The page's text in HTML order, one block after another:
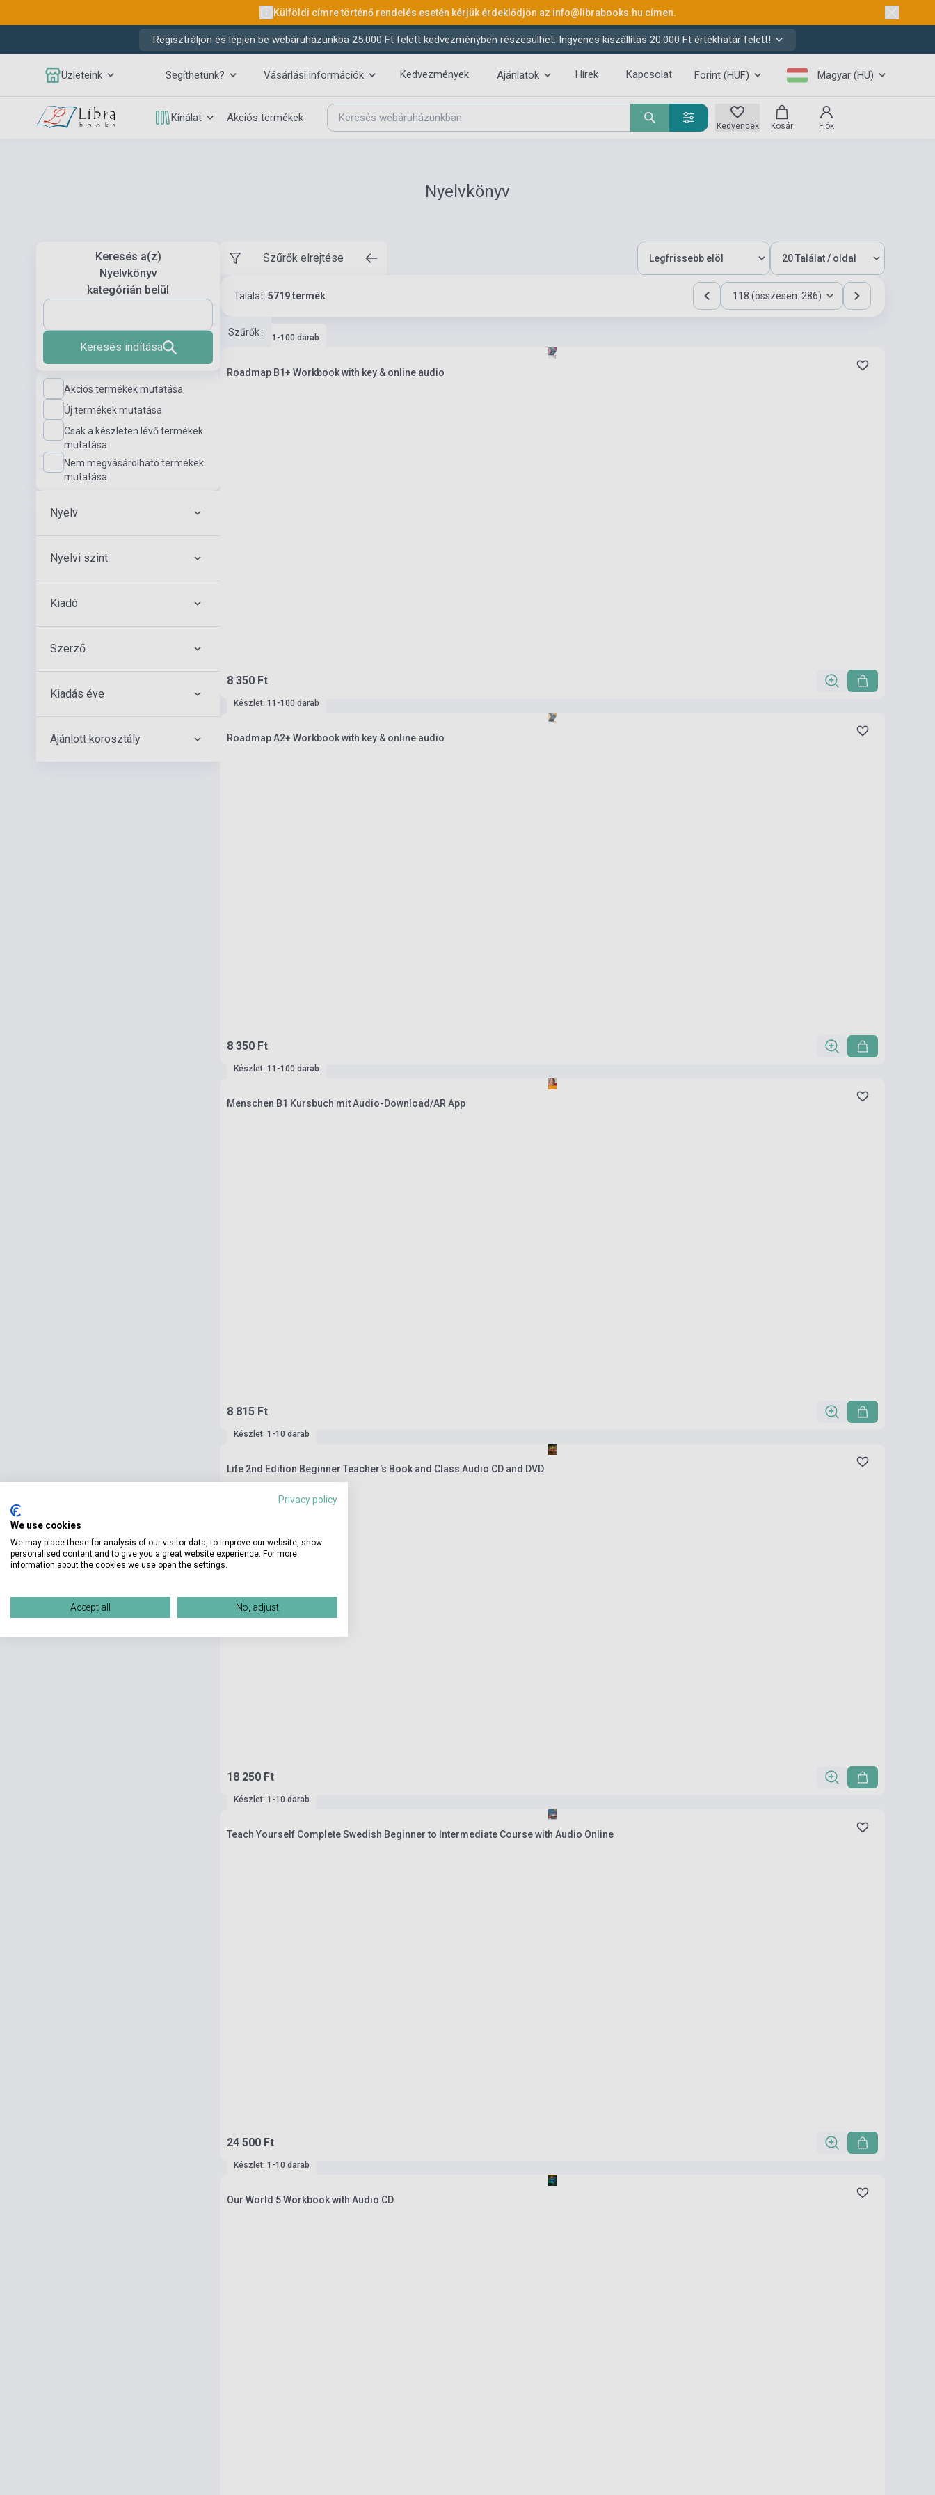
Külföldi címre történő rendelés esetén kérjük érdeklődjön az info@librabooks.hu címen.
Regisztráljon és lépjen be webáruházunkba 25.000 Ft felett kedvezményben részesülhet. Ingyenes kiszállítás 20.000 Ft értékhatár felett!
Üzleteink Segíthetünk? Vásárlási információk Kedvezmények Ajánlatok Hírek Kapcsolat Forint (HUF) Magyar (HU)
Kínálat Akciós termékek
Kedvencek Kosár Fiók
Nyelvkönyv
Keresés a(z)
Nyelvkönyv
kategórián belül
Keresés indítása
Akciós termékek mutatása
Új termékek mutatása
Csak a készleten lévő termékek
mutatása
Nem megvásárolható termékek
mutatása
Nyelv
Nyelvi szint
Kiadó
Szerző
Kiadás éve
Ajánlott korosztály
Szűrők elrejtése
Találat: 5719 termék 118 (összesen: 286)
Szűrők:
Készlet: 11-100 darab
Roadmap B1+ Workbook with key & online audio
8 350 Ft
Készlet: 11-100 darab
Roadmap A2+ Workbook with key & online audio
8 350 Ft
Készlet: 11-100 darab
Menschen B1 Kursbuch mit Audio-Download/AR App
8 815 Ft
Készlet: 1-10 darab
Life 2nd Edition Beginner Teacher's Book and Class Audio CD and DVD
18 250 Ft
Készlet: 1-10 darab
Teach Yourself Complete Swedish Beginner to Intermediate Course with Audio Online
24 500 Ft
Készlet: 1-10 darab
Our World 5 Workbook with Audio CD
Privacy policy
We use cookies
We may place these for analysis of our visitor data, to improve our website, show
personalised content and to give you a great website experience. For more
information about the cookies we use open the settings.
Accept all No, adjust